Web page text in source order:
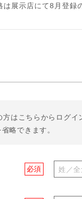
は展示店にて8月登
方は こちらからログイ
略できます。
必須